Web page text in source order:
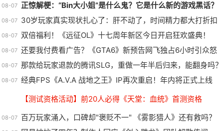
08-07 正惊解梗：“Bin大小姐”是什么鬼？它是什么新的游戏黑话？
08-07 30岁玩家真实现状扎心了：肝不动了，时间精力都大打折扣
08-07 双倍福利！《远征OL》十七周年新区今日开启狂欢盛典！
08-07 还要我付费看广告？《GTA6》新预告网飞独占6小时引众怒
08-07 那款给玩家退款的腾讯SLG，重做一年半后归来，能翻身吗？
08-07 经典FPS《A.V.A 战地之王》IP再次重启！年内将正式上线
【测试资格活动】前20人必得《天堂：血统》首测资格
08-07 百万玩家涌入，口碑却"褒贬不一" 《雾影猎人》还有救吗？